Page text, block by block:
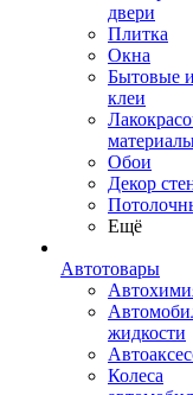
двери
Плитка
Окна
Бытовые
клеи
Обои
Декор
Ещё
Автотовары
жидкости
Колеса